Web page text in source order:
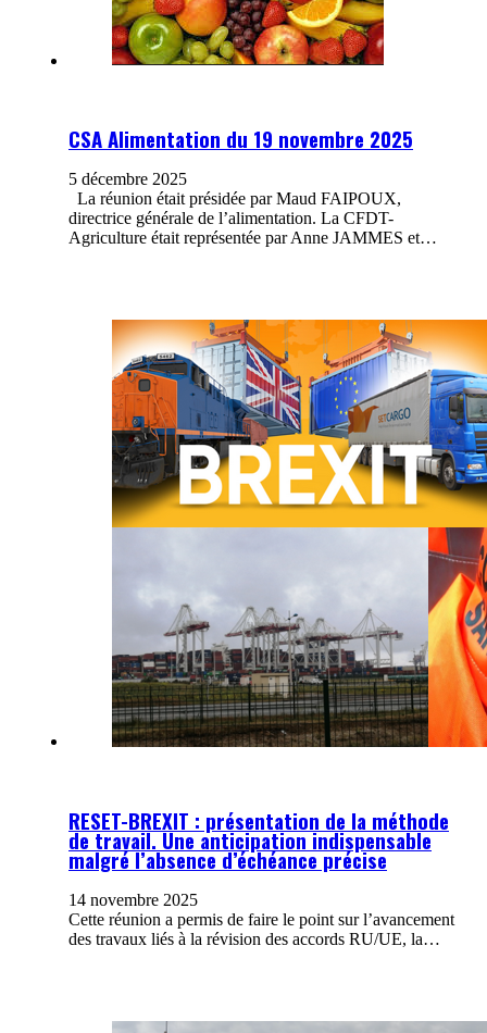
CSA Alimentation du 19 novembre 2025
5 décembre 2025
La réunion était présidée par Maud FAIPOUX,
directrice générale de l’alimentation. La CFDT-
Agriculture était représentée par Anne JAMMES et…
RESET-BREXIT : présentation de la méthode
de travail. Une anticipation indispensable
malgré l’absence d’échéance précise
14 novembre 2025
Cette réunion a permis de faire le point sur l’avancement
des travaux liés à la révision des accords RU/UE, la…